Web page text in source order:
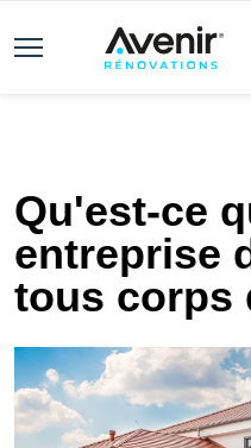
Qu'est-ce
entreprise
tous corps